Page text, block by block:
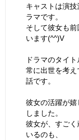
キャストは演
ラマです。
そして彼女も
います(^^)V
ドラマのタイ
常に出世を考
話です。
彼女の活躍が
しました。
彼女が、すご
いるのも、